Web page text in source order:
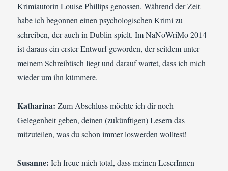
Krimiautorin Louise Phillips genossen. Während der Zeit
habe ich begonnen einen psychologischen Krimi zu
schreiben, der auch in Dublin spielt. Im NaNoWriMo 2014
ist daraus ein erster Entwurf geworden, der seitdem unter
meinem Schreibtisch liegt und darauf wartet, dass ich mich
wieder um ihn kümmere.
Katharina: Zum Abschluss möchte ich dir noch
Gelegenheit geben, deinen (zukünftigen) Lesern das
mitzuteilen, was du schon immer loswerden wolltest!
Susanne: Ich freue mich total, dass meinen LeserInnen